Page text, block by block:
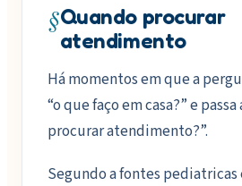
§Quando procurar
atendimento
Há momentos em que a
“o que faço em casa?” e
procurar atendimento?”.
Segundo a fontes pediatricas